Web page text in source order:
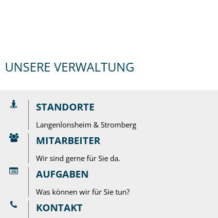
Langenlonsheim-
Wein,
und
Lebensfreude
UNSERE VERWALTUNG
STANDORTE
Langenlonsheim & Stromberg
MITARBEITER
Wir sind gerne für Sie da.
AUFGABEN
Was können wir für Sie tun?
KONTAKT